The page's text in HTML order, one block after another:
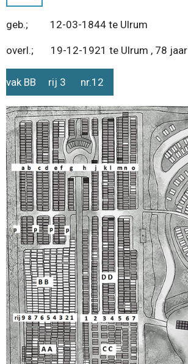
geb.; 12-03-1844 te Ulrum
overl.; 19-12-1921 te Ulrum , 78 jaar
vak BB rij 3 nr.12